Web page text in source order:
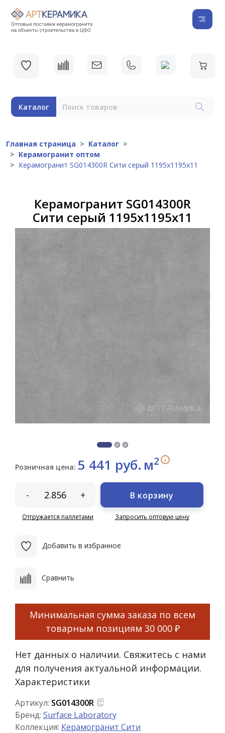
Каталог
Главная страница
Каталог
Керамогранит оптом
Керамогранит SG014300R Сити серый 1195х1195х11
Керамогранит SG014300R
Сити серый 1195х1195х11
Розничная цена: 5 441 руб. м2 i
- +
Отгружается паллетами
В корзину
Запросить оптовую цену
Добавить в избранное
Сравнить
Минимальная сумма заказа по всем
товарным позициям 30 000 ₽
Нет данных о наличии. Свяжитесь с нами
для получения актуальной информации.
Характеристики
Артикул: SG014300R
Бренд: Surface Laboratory
Коллекция: Керамогранит Сити